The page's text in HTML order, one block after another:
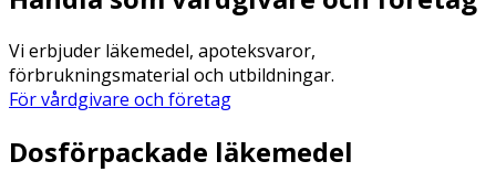
Vi erbjuder läkemedel, apoteksvaror,
förbrukningsmaterial och utbildningar.
För vårdgivare och företag
Dosförpackade läkemedel